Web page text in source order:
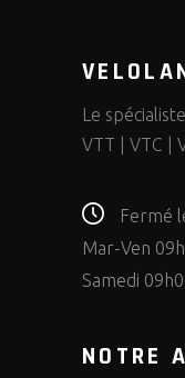
Le
VTT | VTC |
Fermé
Mar-Ven
Samedi
NOTRE